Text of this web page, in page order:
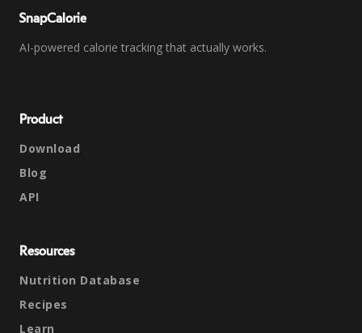
SnapCalorie
AI-powered calorie tracking that actually works.
Product
Download
Blog
API
Resources
Nutrition Database
Recipes
Learn